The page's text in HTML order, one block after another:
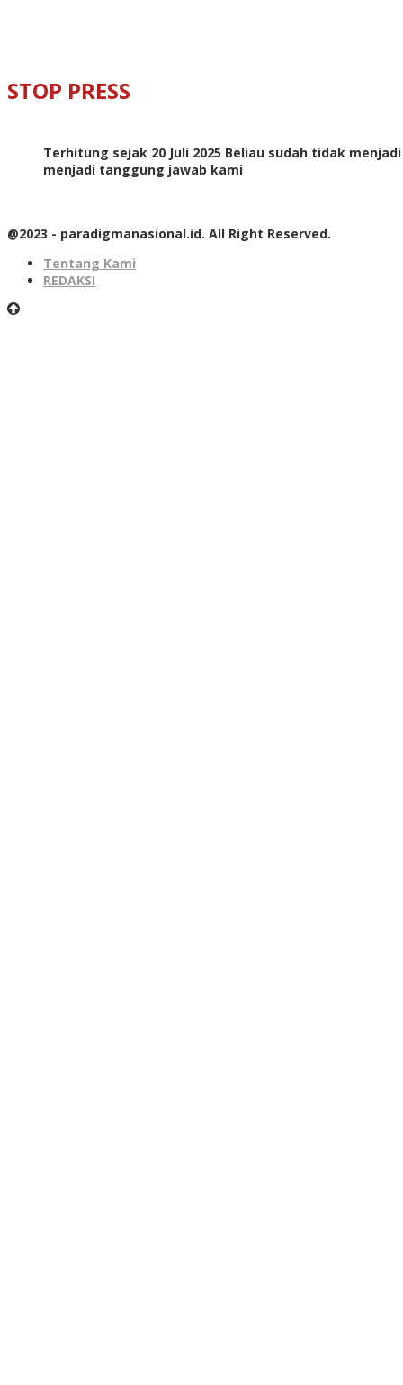
STOP PRESS
Terhitung sejak 20 Juli 2025 Beliau sudah tidak
menjadi tanggung jawab kami
@2023 - paradigmanasional.id. All Right Reserved.
Tentang Kami
REDAKSI